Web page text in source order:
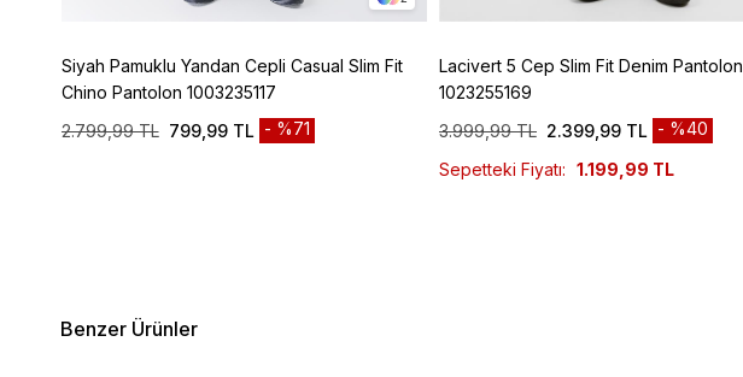
Siyah Pamuklu Yandan Cepli Casual Slim Fit
Chino Pantolon 1003235117
2.799,99 TL 799,99 TL %71
Lacivert 5 Cep Slim Fit Denim Pantolon
1023255169
3.999,99 TL 2.399,99 TL
%40
Sepetteki Fiyatı: 1.199,99 TL
Benzer Ürünler